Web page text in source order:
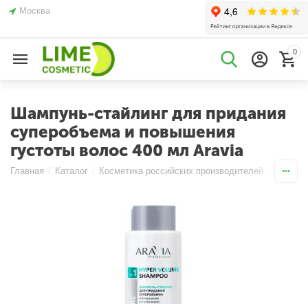
Москва
0
Шампунь-стайлинг для придания
суперобъема и повышения
густоты волос 400 мл Aravia
Главная / Каталог / Косметика российских производителей ARAVIA